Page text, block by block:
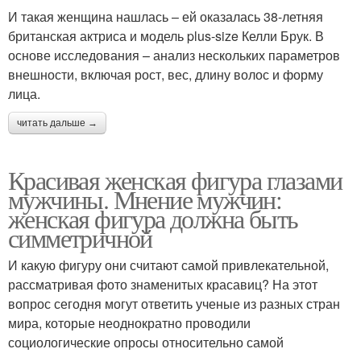
И такая женщина нашлась – ей оказалась 38-летняя
британская актриса и модель plus-size Келли Брук. В
основе исследования – анализ нескольких параметров
внешности, включая рост, вес, длину волос и форму
лица.
читать дальше →
Красивая женская фигура глазами
мужчины. Мнение мужчин:
женская фигура должна быть
симметричной
И какую фигуру они считают самой привлекательной,
рассматривая фото знаменитых красавиц? На этот
вопрос сегодня могут ответить ученые из разных стран
мира, которые неоднократно проводили
социологические опросы относительно самой